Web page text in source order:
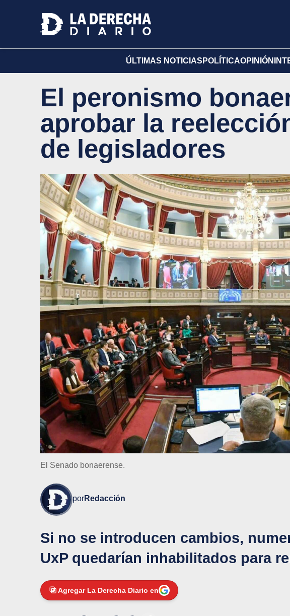
ÚLTIMAS NOTICIAS POLÍTICAOPINIÓN
El peronismo
aprobar la
de legisladores
El Senado bonaerense.
porRedacción
Si no se introducen cambios,
UxP quedarían inhabilitados para
Agregar La Derecha Diario en